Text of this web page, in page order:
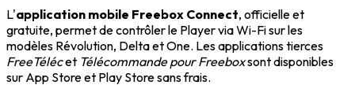
L'application mobile Freebox Connect, officielle et
gratuite, permet de contrôler le Player via Wi-Fi sur les
modèles Révolution, Delta et One. Les applications tierces
FreeTélécet Télécommande pour Freeboxsont disponibles
sur App Store et Play Store sans frais.